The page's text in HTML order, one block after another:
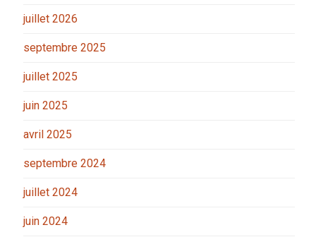
juillet 2026
septembre 2025
juillet 2025
juin 2025
avril 2025
septembre 2024
juillet 2024
juin 2024